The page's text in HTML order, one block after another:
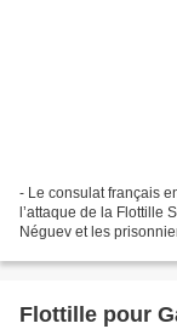
- Le consulat français
l’attaque de la Flottille
Néguev et les
Flottille pour